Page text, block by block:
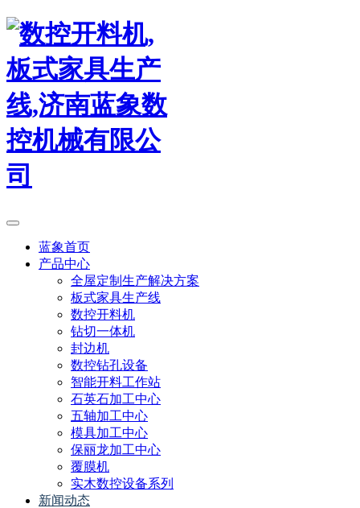
蓝象首页
产品中心
全屋定制生产解决方案
板式家具生产线
数控开料机
钻切一体机
封边机
数控钻孔设备
智能开料工作站
石英石加工中心
五轴加工中心
模具加工中心
保丽龙加工中心
覆膜机
实木数控设备系列
新闻动态